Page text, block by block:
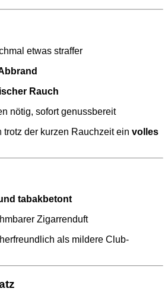
etwas straffer
Rauch
nötig, sofort genussbereit
der kurzen Rauchzeit ein volles
tabakbetont
Zigarrenduft
als mildere Club-